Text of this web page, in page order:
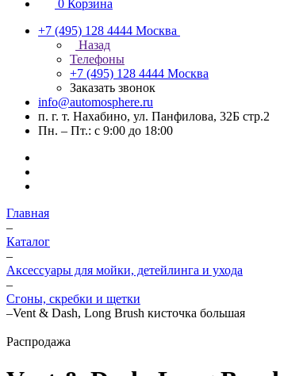
0 Корзина
+7 (495) 128 4444 Москва
Назад
Телефоны
+7 (495) 128 4444 Москва
Заказать звонок
info@automosphere.ru
п. г. т. Нахабино, ул. Панфилова, 32Б стр.2
Пн. – Пт.: с 9:00 до 18:00
Главная
–
Каталог
–
Аксессуары для мойки, детейлинга и ухода
–
Сгоны, скребки и щетки
–Vent & Dash, Long Brush кисточка большая
Распродажа